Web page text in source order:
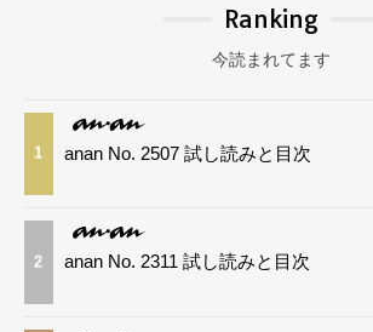
Ranking
今読まれてます
1 anan No. 2507 試し読みと目次
2 anan No. 2311 試し読みと目次